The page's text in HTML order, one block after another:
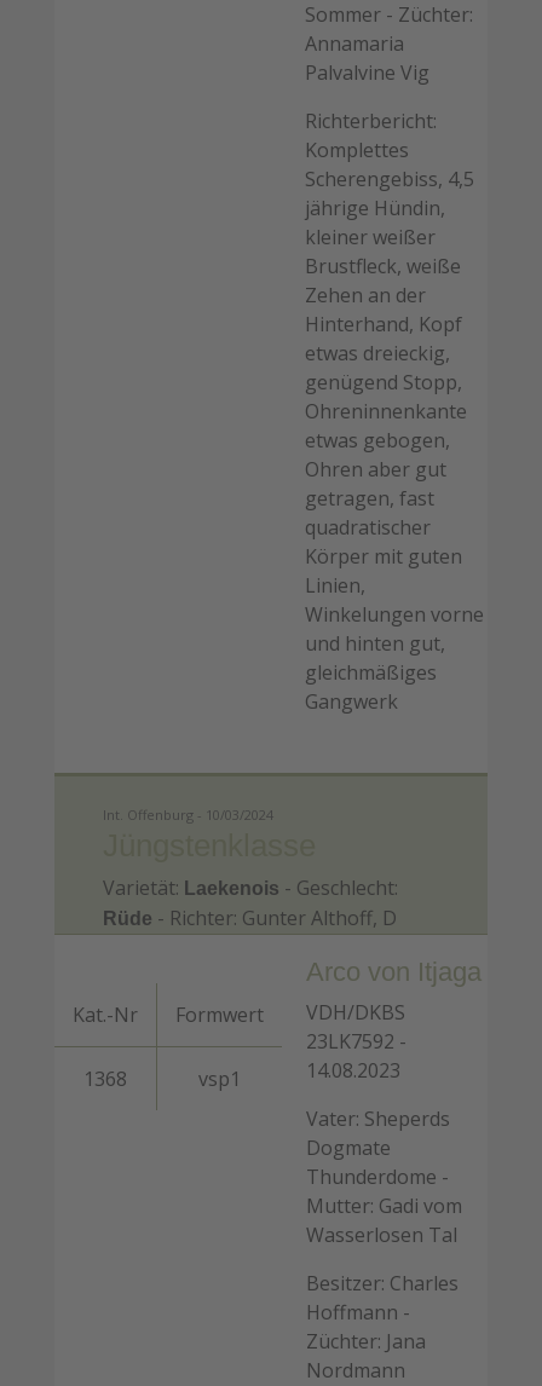
Sommer - Züchter:
Annamaria
Palvalvine Vig
Richterbericht:
Komplettes
Scherengebiss, 4,5
jährige Hündin,
kleiner weißer
Brustfleck, weiße
Zehen an der
Hinterhand, Kopf
etwas dreieckig,
genügend Stopp,
Ohreninnenkante
etwas gebogen,
Ohren aber gut
getragen, fast
quadratischer
Körper mit guten
Linien,
Winkelungen vorne
und hinten gut,
gleichmäßiges
Gangwerk
Int. Offenburg - 10/03/2024
Varietät: Laekenois - Geschlecht:
Rüde - Richter: Gunter Althoff, D
Kat.-Nr Formwert
1368 vsp1
Arco von Itjaga
VDH/DKBS
23LK7592 -
14.08.2023
Vater: Sheperds
Dogmate
Thunderdome -
Mutter: Gadi vom
Wasserlosen Tal
Besitzer: Charles
Hoffmann -
Züchter: Jana
Nordmann